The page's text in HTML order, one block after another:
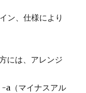
ン、仕様により
には、アレンジ
a（マイナスアル